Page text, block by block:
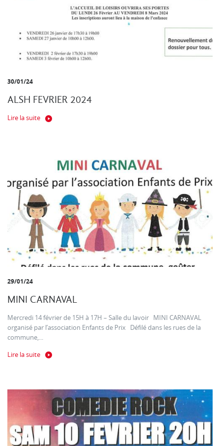
30/01/24
ALSH FEVRIER 2024
Lire la suite
29/01/24
MINI CARNAVAL
Mercredi 14 février de 15H à 17H – Salle du lavoir MINI CARNAVAL
organisé par l’association Enfants de Prix Défilé dans les rues de la
commune,...
Lire la suite